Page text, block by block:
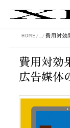
HOME
費用対効
広告媒体